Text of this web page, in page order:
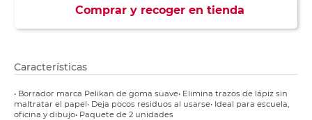
Comprar y recoger en tienda
Características
• Borrador marca Pelikan de goma suave• Elimina trazos de lápiz sin
maltratar el papel• Deja pocos residuos al usarse• Ideal para escuela,
oficina y dibujo• Paquete de 2 unidades